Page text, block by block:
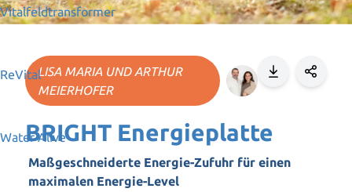
Vitalfeldtransformer
ReVital
Water Alive
LISA MARIA UND ARTHUR
MEIERHOFER
BRIGHT Energieplatte
Maßgeschneiderte Energie-Zufuhr für einen
maximalen Energie-Level